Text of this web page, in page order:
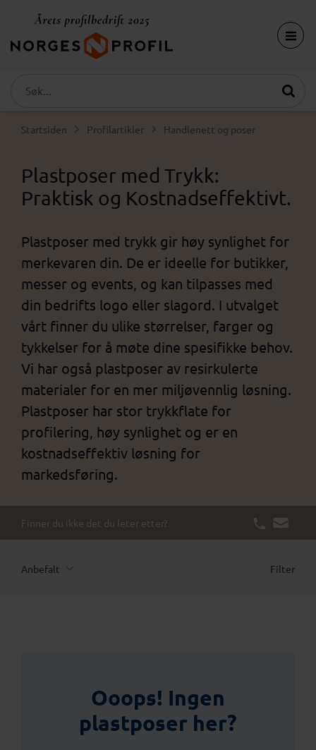
Startsiden Profilartikler Handlenett og poser
Plastposer med Trykk:
Praktisk og Kostnadseffektivt.
Plastposer med trykk gir høy synlighet for
merkevaren din. De er ideelle for butikker,
messer og events, og kan tilpasses med
din bedrifts logo eller slagord. I utvalget
vårt finner du ulike størrelser, farger og
tykkelser for å møte dine spesifikke behov.
Vi har også plastposer av resirkulerte
materialer for en mer miljøvennlig løsning.
Plastposer har stor trykkflate for
profilering, høy synlighet og er en
kostnadseffektiv løsning for
markedsføring.
Finner du ikke det du leter etter?
Anbefalt Filter
Ooops! Ingen
plastposer her?